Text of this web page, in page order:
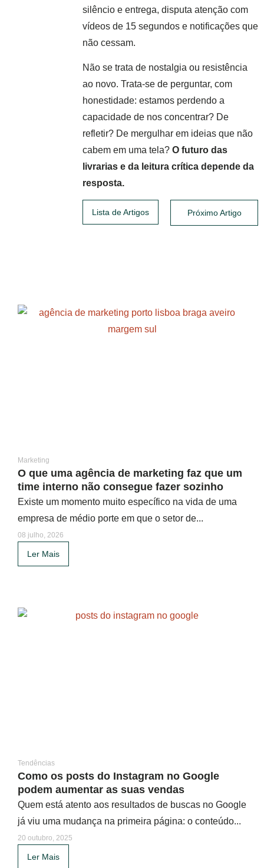
silêncio e entrega, disputa atenção com
vídeos de 15 segundos e notificações que
não cessam.
Não se trata de nostalgia ou resistência
ao novo. Trata-se de perguntar, com
honestidade: estamos perdendo a
capacidade de nos concentrar? De
refletir? De mergulhar em ideias que não
cabem em uma tela? O futuro das
livrarias e da leitura crítica depende da
resposta.
Lista de Artigos Próximo Artigo
Marketing
O que uma agência de marketing faz que um
time interno não consegue fazer sozinho
Existe um momento muito específico na vida de uma
empresa de médio porte em que o setor de...
08 julho, 2026
Ler Mais
Tendências
Como os posts do Instagram no Google
podem aumentar as suas vendas
Quem está atento aos resultados de buscas no Google
já viu uma mudança na primeira página: o conteúdo...
20 outubro, 2025
Ler Mais